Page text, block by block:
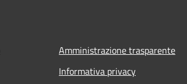
Amministrazione trasparente
Informativa privacy